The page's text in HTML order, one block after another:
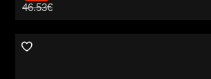
46.53€